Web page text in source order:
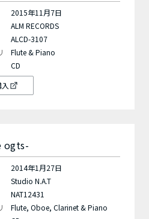
2015年11月7日
ALM RECORDS
ALCD-3107
Flute & Piano
CD
ogts-
2014年1月27日
Studio N.A.T
NAT12431
Flute, Oboe, Clarinet & Piano